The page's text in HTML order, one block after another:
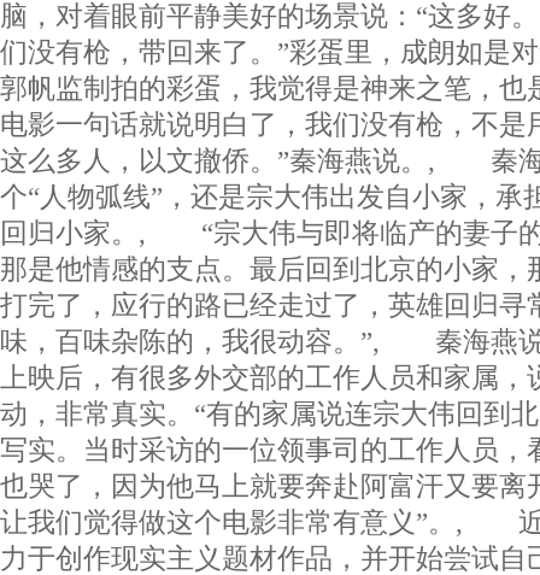
脑，对着眼前平静美好的场景说：“这多
们没有枪，带回来了。”彩蛋里，成朗如
郭帆监制拍的彩蛋，我觉得是神来之笔，也
电影一句话就说明白了，我们没有枪，不是
这么多人，以文撤侨。”秦海燕说。, 秦
个“人物弧线”，还是宗大伟出发自小家，承
回归小家。, “宗大伟与即将临产的妻子
那是他情感的支点。最后回到北京的小家，
打完了，应行的路已经走过了，英雄回归寻
味，百味杂陈的，我很动容。”, 秦海燕
上映后，有很多外交部的工作人员和家属
动，非常真实。“有的家属说连宗大伟回到
写实。当时采访的一位领事司的工作人员，
也哭了，因为他马上就要奔赴阿富汗又要离
让我们觉得做这个电影非常有意义”。,
力于创作现实主义题材作品，并开始尝试自